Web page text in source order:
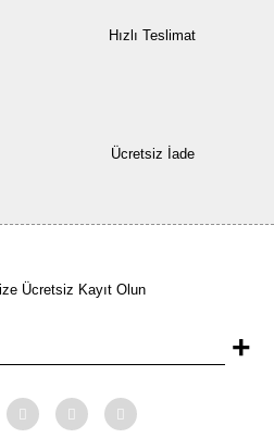
Hızlı Teslimat
Ücretsiz İade
Ücretsiz Kayıt Olun
+